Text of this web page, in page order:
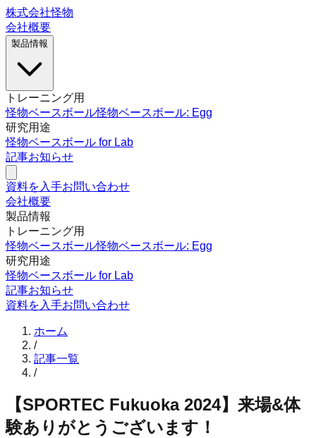
株式会社怪物
会社概要
製品情報
トレーニング用
怪物ベースボール怪物ベースボール: Egg
研究用途
怪物ベースボール for Lab
記事お知らせ
資料を入手お問い合わせ
会社概要
製品情報
トレーニング用
怪物ベースボール怪物ベースボール: Egg
研究用途
怪物ベースボール for Lab
記事お知らせ
資料を入手お問い合わせ
ホーム
/
記事一覧
/
【SPORTEC Fukuoka 2024】来場&体
験ありがとうございます！